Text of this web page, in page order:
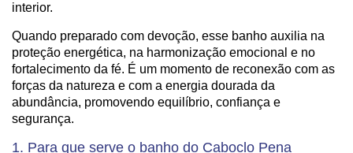
interior.
Quando preparado com devoção, esse banho auxilia na
proteção energética, na harmonização emocional e no
fortalecimento da fé. É um momento de reconexão com as
forças da natureza e com a energia dourada da
abundância, promovendo equilíbrio, confiança e
segurança.
1. Para que serve o banho do Caboclo Pena